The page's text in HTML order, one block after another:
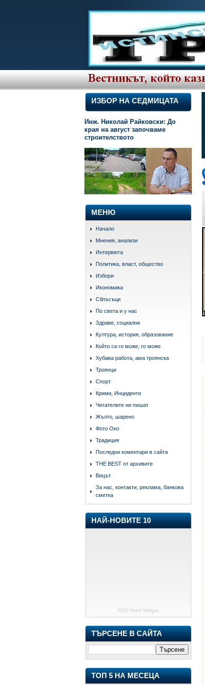
ИЗБОР НА СЕДМИЦАТА
Инж. Николай Райковски: До
края на август започваме
строителството
МЕНЮ
Начало
Мнения, анализи
Интервюта
Политика, власт, общество
Избори
Икономика
Сблъсъци
По света и у нас
Здраве, социални
Култура, история, образование
Който си го може, го може
Хубава работа, ама троянска
Троянци
Спорт
Крими, Инциденти
Читателите ни пишат
Жълто, шарено
Фото Око
Традиция
Последни коментари в сайта
THE BEST от архивите
Вицът
За нас, контакти, реклама, банкова
сметка
НАЙ-НОВИТЕ 10
RSS Feed Widget
ТЪРСЕНЕ В САЙТА
ТОП 5 НА МЕСЕЦА